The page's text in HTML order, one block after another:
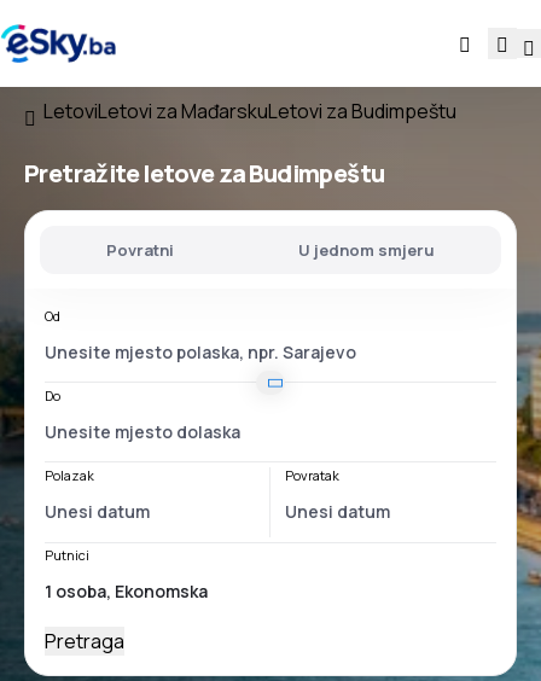
LetoviLetovi za MađarskuLetovi za Budimpeštu
Pretražite letove za Budimpeštu
Povratni U jednom smjeru
Od
Do
Polazak Povratak
Putnici
Pretraga